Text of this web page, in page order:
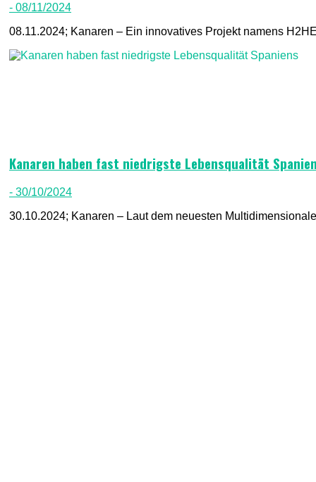
- 08/11/2024
08.11.2024; Kanaren – Ein innovatives Projekt namens
Kanaren haben fast niedrigste Lebensqualität
- 30/10/2024
30.10.2024; Kanaren – Laut dem neuesten